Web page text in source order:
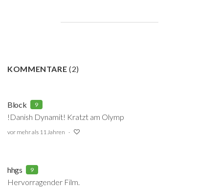
KOMMENTARE(2)
Block 9
!Danish Dynamit! Kratzt am Olymp
vor mehr als 11 Jahren
hhgs 9
Hervorragender Film.